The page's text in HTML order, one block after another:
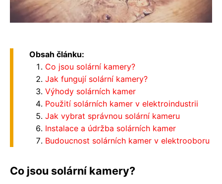
Obsah článku:
Co jsou solární kamery?
Jak fungují solární kamery?
Výhody solárních kamer
Použití solárních kamer v elektroindustrii
Jak vybrat správnou solární kameru
Instalace a údržba solárních kamer
Budoucnost solárních kamer v elektrooboru
Co jsou solární kamery?